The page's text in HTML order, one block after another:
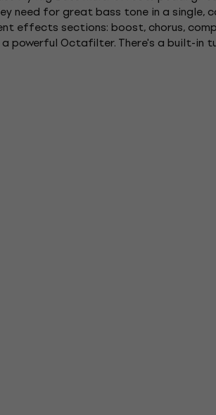
need for great bass tone in a single,
effects sections: boost, chorus,
a powerful Octafilter. There's a built-in
directly...